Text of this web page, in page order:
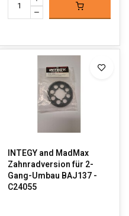
INTEGY and MadMax
Zahnradversion für 2-
Gang-Umbau BAJ137 -
C24055